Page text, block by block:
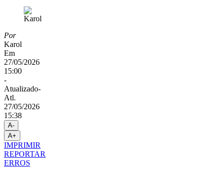
Por
Karol
Em
27/05/2026
15:00
-
Atualizado-
Atl.
27/05/2026
15:38
A-
A+
IMPRIMIR
REPORTAR
ERROS